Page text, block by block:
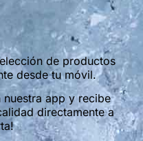
de productos
desde tu móvil.
nuestra app y recibe
directamente a